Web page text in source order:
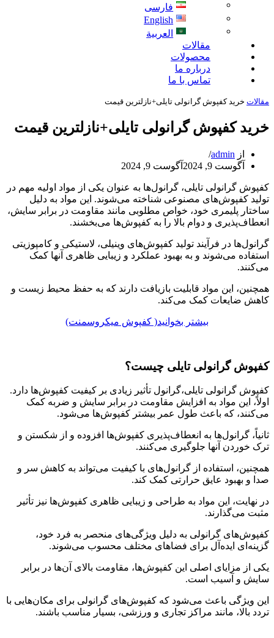
فارسی
English
العربية
مقالات
محصولات
درباره ما
تماس با ما
مقالات خرید کفپوش گرانولی تایلی+نازلترین قیمت
خرید کفپوش گرانولی تایلی+نازلترین قیمت
از admin
آگوست 9, 2024
آگوست 9, 2024
کفپوش گرانولی تایلی، گرانول‌ها به عنوان یکی از مواد اولیه مهم در
تولید کفپوش‌های مصنوعی شناخته می‌شوند. این مواد به دلیل
ساختار پلیمری خود، خواص مطلوبی مانند مقاومت در برابر سایش،
انعطاف‌پذیری و دوام بالا را به کفپوش‌ها می‌بخشند.
گرانول‌ها در فرآیند تولید کفپوش‌های وینیلی، لاستیکی و کامپوزیتی
استفاده می‌شوند و به بهبود عملکرد و زیبایی ظاهری آنها کمک
می‌کنند.
همچنین، این مواد قابلیت بازیافت دارند که به حفظ محیط زیست و
کاهش ضایعات کمک می‌کند.
بیشتر بخوانید( کفپوش میکروسمنت)
کفپوش گرانولی تایلی چیست؟
کفپوش گرانولی تایلی،گرانول تأثیر زیادی بر کیفیت کفپوش‌ها دارد.
اولاً، این مواد به افزایش مقاومت در برابر سایش و ضربه کمک
می‌کنند، که باعث طول عمر بیشتر کفپوش‌ها می‌شود.
ثانیاً، گرانول‌ها به انعطاف‌پذیری کفپوش‌ها افزوده و از شکستن و
ترک خوردن آنها جلوگیری می‌کنند.
همچنین، استفاده از گرانول‌های با کیفیت می‌تواند به کاهش سر و
صدا و بهبود عایق حرارتی کمک کند.
در نهایت، این مواد به طراحی و زیبایی ظاهری کفپوش‌ها نیز تأثیر
مثبت می‌گذارند.
کفپوش‌های گرانولی به دلیل ویژگی‌های منحصر به فرد خود،
گزینه‌ای ایده‌آل برای فضاهای مختلف محسوب می‌شوند.
یکی از مزایای اصلی این کفپوش‌ها، مقاومت بالای آن‌ها در برابر
سایش و آسیب است.
این ویژگی باعث می‌شود که کفپوش‌های گرانولی برای مکان‌هایی با
تردد بالا، مانند مراکز تجاری و ورزشی، بسیار مناسب باشند.